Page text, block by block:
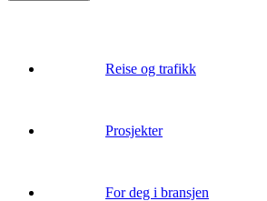
Reise og trafikk
Prosjekter
For deg i bransjen